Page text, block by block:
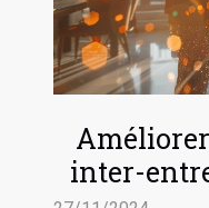
inter-